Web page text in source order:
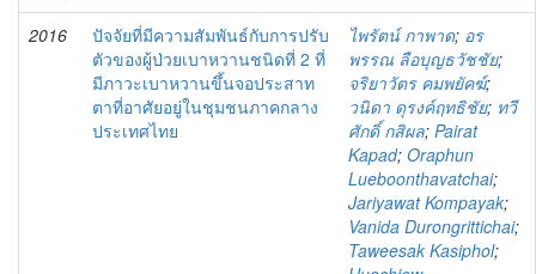
2016
ปัจจัยที่มีความสัมพันธ์กับการปรับ
ตัวของผู้ป่วยเบาหวานชนิดที่ 2 ที่
มีภาวะเบาหวานขึ้นจอประสาท
ตาที่อาศัยอยู่ในชุมชนภาคกลาง
ประเทศไทย
ไพรัตน์ กาพาด; อร
พรรณ ลือบุญธวัชชัย;
จริยาวัตร คมพยัคฆ์;
วนิดา ดุรงค์ฤทธิชัย; ทวี
ศักดิ์ กสิผล; Pairat
Kapad; Oraphun
Lueboonthavatchai;
Jariyawat Kompayak;
Vanida Durongrittichai;
Taweesak Kasiphol;